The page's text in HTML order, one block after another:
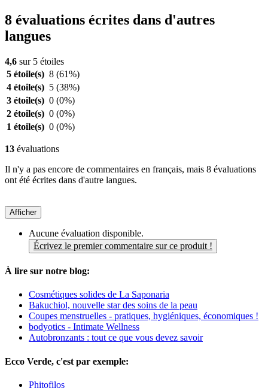
8 évaluations écrites dans d'autres
langues
4,6 sur 5 étoiles
5 étoile(s) 8 (61%)
4 étoile(s) 5 (38%)
3 étoile(s) 0 (0%)
2 étoile(s) 0 (0%)
1 étoile(s) 0 (0%)
13 évaluations
Il n'y a pas encore de commentaires en français, mais 8 évaluations
ont été écrites dans d'autre langues.
Afficher
Aucune évaluation disponible.
Écrivez le premier commentaire sur ce produit !
À lire sur notre blog:
Cosmétiques solides de La Saponaria
Bakuchiol, nouvelle star des soins de la peau
Coupes menstruelles - pratiques, hygiéniques, économiques !
bodyotics - Intimate Wellness
Autobronzants : tout ce que vous devez savoir
Ecco Verde, c'est par exemple:
Phitofilos